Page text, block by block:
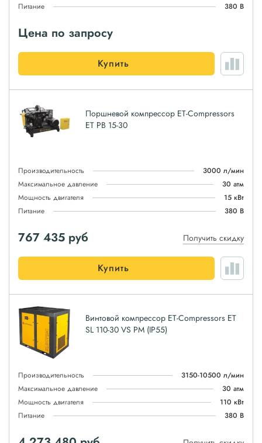
Питание
380 В
Цена по запросу
Купить
Поршневой компрессор ET-Compressors
ET PB 15-30
Производительность
3000 л/мин
Максимальное давление
30 атм
Мощность двигателя
15 кВт
Питание
380 В
767 435 руб Получить скидку
Купить
Винтовой компрессор ET-Compressors ET
SL 110-30 VS PM (IP55)
Производительность
3150-10500 л/мин
Максимальное давление
30 атм
Мощность двигателя
110 кВт
Питание
380 В